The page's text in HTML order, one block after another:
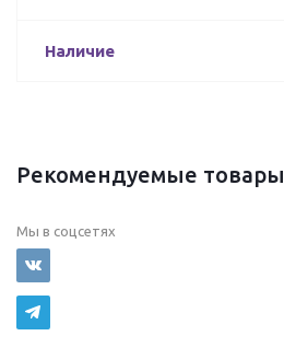
Наличие
Рекомендуемые товары
Мы в соцсетях